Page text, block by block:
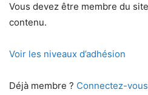
Vous devez être membre du
contenu.
Voir les niveaux d’adhésion
Déjà membre ? Connectez-